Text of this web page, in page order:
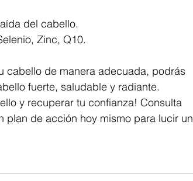
del cabello.
Zinc, Q10.
cabello de manera adecuada, podrás
fuerte, saludable y radiante.
y recuperar tu confianza! Consulta
plan de acción hoy mismo para lucir un